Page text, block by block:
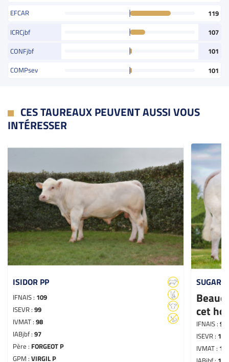
EFCAR
119
ICRCjbf
107
CONFjbf
101
COMPsev
101
CES TAUREAUX PEUVENT AUSSI VOUS
INTÉRESSER
ISIDOR PP
IFNAIS : 109
ISEVR : 99
IVMAT : 98
IABjbf : 97
Père : FORGEOT P
GPM : VIRGIL P
SUGAR
cet
IFNAIS :96
ISEVR : 127
IVMAT :